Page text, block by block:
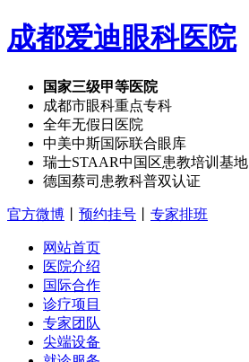
成都爱迪眼科医院
国家三级甲等医院
成都市眼科重点专科
全年无假日医院
中美中斯国际联合眼库
瑞士STAAR中国区患教培训基地
德国蔡司患教科普双认证
官方微博 预约挂号 专家排班
网站首页
医院介绍
国际合作
诊疗项目
专家团队
尖端设备